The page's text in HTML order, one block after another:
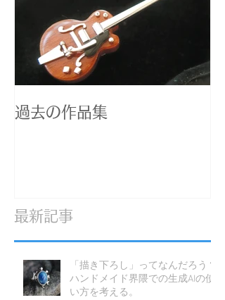
過去の作品集
最新記事
「描き下ろし」ってなんだろう？
ハンドメイド界隈での生成AIの使
い方を考える。